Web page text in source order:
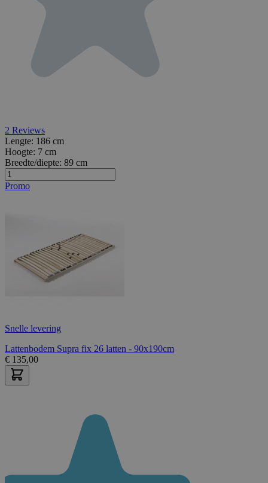
2 Reviews
Lengte: 186 cm
Hoogte: 7 cm
Breedte/diepte: 89 cm
Promo
Snelle levering
Lattenbodem Supra fix 26 latten - 90x190cm
€ 135,00